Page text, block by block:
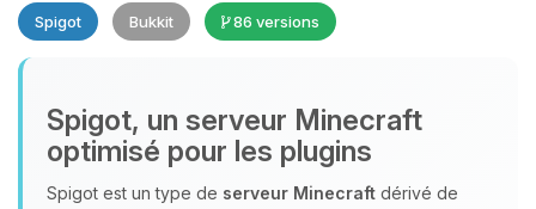
Spigot Bukkit 86 versions
Spigot, un serveur Minecraft
optimisé pour les plugins
Spigot est un type de serveur Minecraft dérivé de